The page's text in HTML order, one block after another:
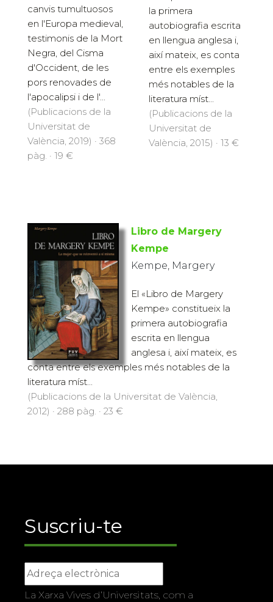
canvis tumultuosos
en l'Europa medieval,
testimonis de la Mort
Negra, del Cisma
d'Occident, de les
pors renovades de
l'apocalipsi i de l'...
(Publicacions de la
Universitat de
València, 2019) · 368
pàg. · 19 €
la primera
autobiografia escrita
en llengua anglesa i,
així mateix, es conta
entre els exemples
més notables de la
literatura míst...
(Publicacions de la
Universitat de
València, 2015) · 13 €
Libro de Margery
Kempe
Kempe, Margery
El «Libro de Margery
Kempe» constitueix la
primera autobiografia
escrita en llengua
anglesa i, així mateix, es
conta entre els exemples més notables de la
literatura míst...
(Publicacions de la Universitat de València,
2012) · 288 pàg. · 23 €
Suscriu-te
La Xarxa Vives d’Universitats, com a